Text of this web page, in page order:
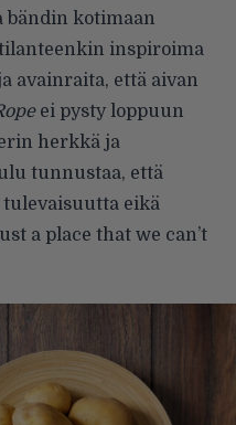
bändin kotimaan
inspiroima
avainraita, että aivan
ei pysty loppuun
herkkä ja
tunnustaa, että
eikä
a place that we can’t